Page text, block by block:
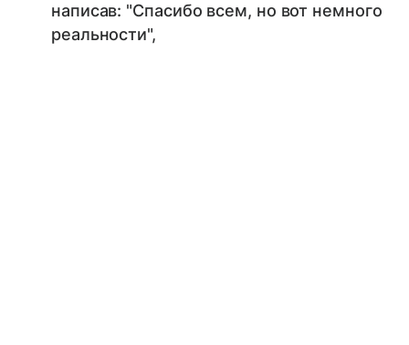
написав: "Спасибо всем, но вот немного
реальности",